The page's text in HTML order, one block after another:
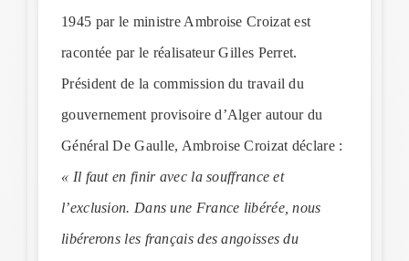
1945 par le ministre Ambroise Croizat est
racontée par le réalisateur Gilles Perret.
Président de la commission du travail du
gouvernement provisoire d’Alger autour du
Général De Gaulle, Ambroise Croizat déclare :
« Il faut en finir avec la souffrance et
l’exclusion. Dans une France libérée, nous
libérerons les français des angoisses du